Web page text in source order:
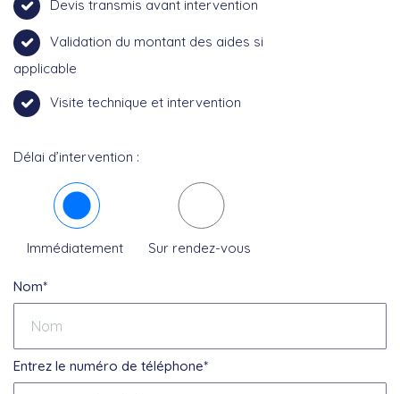
Devis transmis avant intervention
Validation du montant des aides si
applicable
Visite technique et intervention
Délai d’intervention :
Immédiatement Sur rendez-vous
Nom*
Entrez le numéro de téléphone*